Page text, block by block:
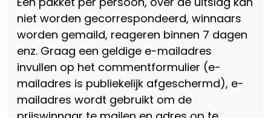
niet worden gecorrespondeerd, winnaars
worden gemaild, reageren binnen 7 dagen
enz. Graag een geldige e-mailadres
invullen op het commentformulier (e-
mailadres is publiekelijk afgeschermd), e-
mailadres wordt gebruikt om de